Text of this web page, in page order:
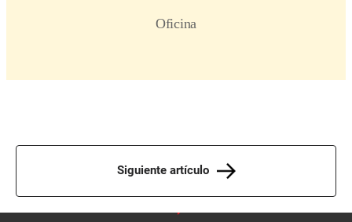
Siguiente artículo